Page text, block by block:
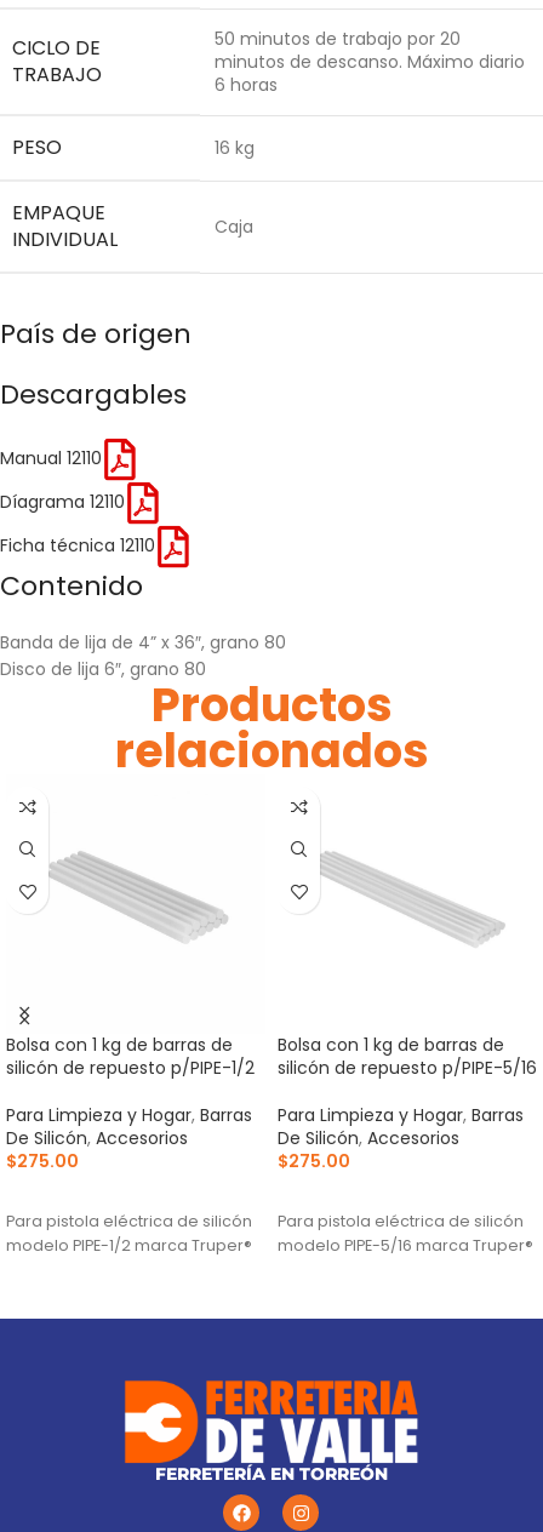
CICLO DE
TRABAJO
50 minutos de trabajo por 20
minutos de descanso. Máximo diario
6 horas
PESO 16 kg
EMPAQUE
INDIVIDUAL
Caja
País de origen
Descargables
Manual 12110
Díagrama 12110
Ficha técnica 12110
Contenido
Banda de lija de 4” x 36″, grano 80
Disco de lija 6″, grano 80
Productos
relacionados
Bolsa con 1 kg de barras de
silicón de repuesto p/PIPE-1/2
Para Limpieza y Hogar, Barras
De Silicón, Accesorios
$275.00
Para pistola eléctrica de silicón
modelo PIPE-1/2 marca Truper®
Bolsa con 1 kg de barras de
silicón de repuesto p/PIPE-5/16
Para Limpieza y Hogar, Barras
De Silicón, Accesorios
$275.00
Para pistola eléctrica de silicón
modelo PIPE-5/16 marca Truper®
FERRETERÍA EN TORREÓN